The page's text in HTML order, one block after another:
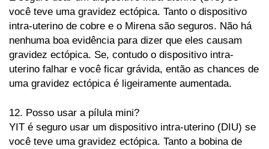
você teve uma gravidez ectópica. Tanto o dispositivo
intra-uterino de cobre e o Mirena são seguros. Não há
nenhuma boa evidência para dizer que eles causam
gravidez ectópica. Se, contudo o dispositivo intra-
uterino falhar e você ficar grávida, então as chances de
uma gravidez ectópica é ligeiramente aumentada.
12. Posso usar a pílula mini?
YIT é seguro usar um dispositivo intra-uterino (DIU) se
você teve uma gravidez ectópica. Tanto a bobina de